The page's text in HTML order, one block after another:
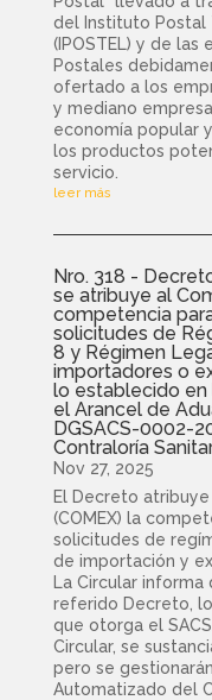
del Instituto Postal
(IPOSTEL) y de las
Postales
ofertado a los
y mediano
economía popular
los productos
servicio.
leer más
Nro. 318 -
se atribuye al
competencia
solicitudes de
8 y Régimen
importadores o
lo establecido en
el Arancel de
DGSACS-0002-
Contraloría
Nov 27, 2025
El Decreto
(COMEX) la
solicitudes de
de importación y
La Circular
referido Decreto,
que otorga el
Circular, se
pero se
Automatizado del